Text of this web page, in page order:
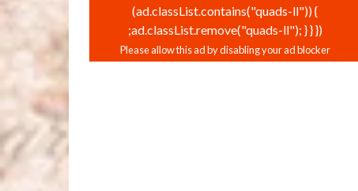
(ad.classList.contains("quads-ll")) {
ad.classList.remove("quads-ll"); } } });